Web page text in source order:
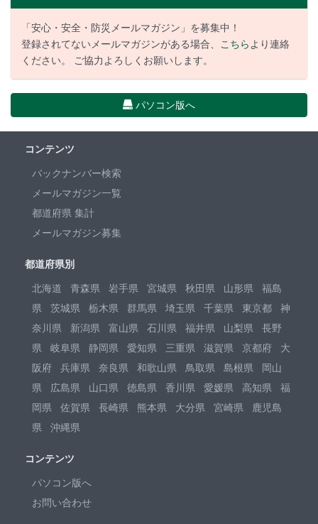
「安心・安全・防災メールマガジン」を募集中！
登録されてないメールマガジンがある場合、 こちらより連絡
ください。 ご協力よろしくお願いします。
パソコン版へ
コンテンツ
バックナンバー検索
メールマガジン一覧
都道府県 集計
メールマガジン募集
都道府県別
北海道
青森県 岩手県 宮城県 秋田県 山形県
福島
県
茨城県 栃木県 群馬県 埼玉県 千葉県 東京都
神
奈川県
新潟県 富山県 石川県 福井県 山梨県
長野
県
岐阜県 静岡県 愛知県 三重県 滋賀県 京都府
大
阪府
兵庫県 奈良県 和歌山県 鳥取県 島根県
岡山
県
広島県 山口県 徳島県 香川県 愛媛県 高知県
福
岡県
佐賀県 長崎県 熊本県 大分県 宮崎県
鹿児島
県
沖縄県
コンテンツ
パソコン版へ
お問い合わせ